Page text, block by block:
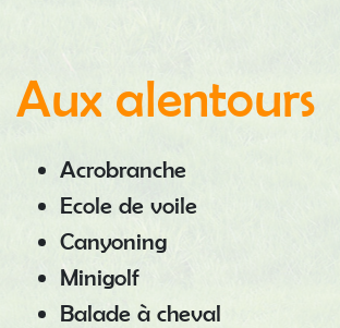
Aux alentours
Acrobranche
Ecole de voile
Canyoning
Minigolf
Balade à cheval